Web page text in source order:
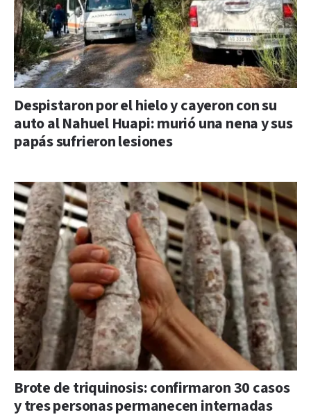
Despistaron por el hielo y cayeron con su
auto al Nahuel Huapi: murió una nena y sus
papás sufrieron lesiones
Brote de triquinosis: confirmaron 30 casos
y tres personas permanecen internadas